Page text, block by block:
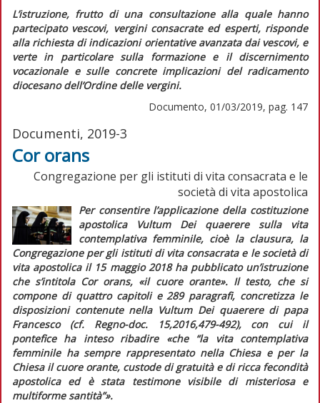
L’istruzione, frutto di una consultazione alla quale hanno
partecipato vescovi, vergini consacrate ed esperti, risponde
alla richiesta di indicazioni orientative avanzata dai vescovi, e
verte in particolare sulla formazione e il discernimento
vocazionale e sulle concrete implicazioni del radicamento
diocesano dell’Ordine delle vergini.
Documento, 01/03/2019, pag. 147
Documenti, 2019-3
Cor orans
Congregazione per gli istituti di vita consacrata e le
società di vita apostolica
Per consentire l’applicazione della costituzione
apostolica
Vultum Dei quaereresulla vita
contemplativa femminile, cioè la clausura, la
Congregazione per gli istituti di vita consacrata e le società di
vita apostolica il 15 maggio 2018 ha pubblicato un’istruzione
che s’intitola Cor orans, «il cuore orante». Il testo, che si
compone di quattro capitoli e 289 paragrafi, concretizza le
disposizioni contenute nella Vultum Dei quaereredi papa
Francesco (cf. Regno-doc. 15,2016,479-492), con cui il
pontefice ha inteso ribadire «che “la vita contemplativa
femminile ha sempre rappresentato nella Chiesa e per la
Chiesa il cuore orante, custode di gratuità e di ricca fecondità
apostolica ed è stata testimone visibile di misteriosa e
multiforme santità”».